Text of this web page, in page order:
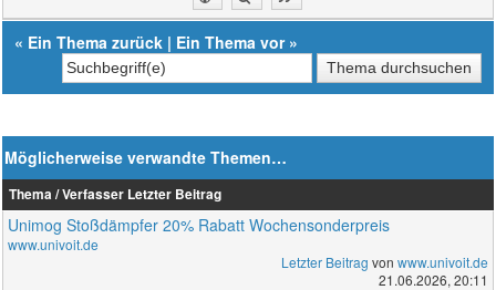
« Ein Thema zurück | Ein Thema vor»
Möglicherweise verwandte Themen…
Thema / Verfasser Letzter Beitrag
Unimog Stoßdämpfer 20% Rabatt Wochensonderpreis
www.univoit.de
Letzter Beitrag von www.univoit.de
21.06.2026, 20:11